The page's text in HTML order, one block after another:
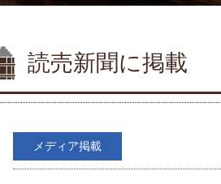
読売新聞に掲載
メディア掲載